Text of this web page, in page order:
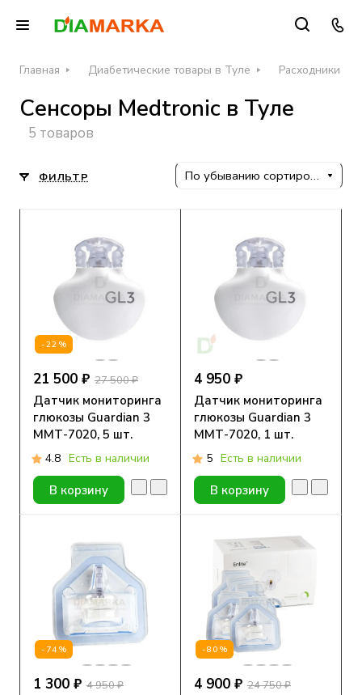
Главная Диабетические товары в Туле Расходники
Сенсоры Medtronic в Туле
5 товаров
ФИЛЬТР По убыванию сортировки
-22%
21 500 ₽ 27 500 ₽
Датчик мониторинга
глюкозы Guardian 3
ММТ-7020, 5 шт.
4.8 Есть в наличии
В корзину
4 950 ₽
Датчик мониторинга
глюкозы Guardian 3
ММТ-7020, 1 шт.
5 Есть в наличии
В корзину
-74%
1 300 ₽ 4 950 ₽
-80%
4 900 ₽ 24 750 ₽